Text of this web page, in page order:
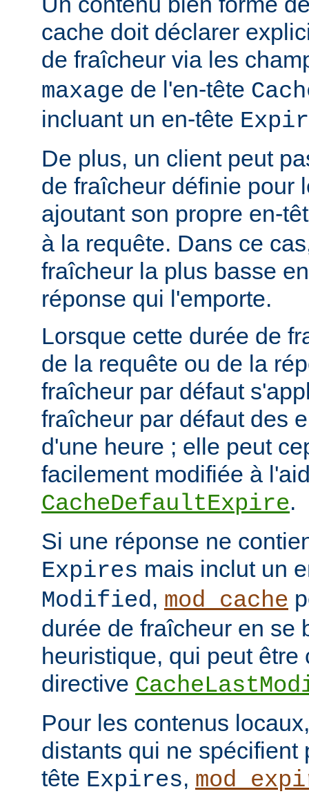
cache doit déclarer
de fraîcheur via les
maxage de l'en-tête
incluant un en-tête
De plus, un client peut
de fraîcheur définie pour
ajoutant son propre en-
à la requête. Dans ce
fraîcheur la plus basse
réponse qui l'emporte.
Lorsque cette durée de
de la requête ou de la
fraîcheur par défaut
fraîcheur par défaut des
d'une heure ; elle peut
facilement modifiée à
CacheDefaultExpire.
Si une réponse ne
Expires mais inclut un
Modified, mod_cache
durée de fraîcheur en se
heuristique, qui peut être
directive
Pour les contenus
distants qui ne spécifient
tête Expires,